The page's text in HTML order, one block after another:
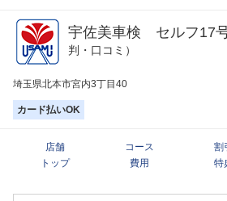
宇佐美車検 セルフ17
判・口コミ）
埼玉県北本市宮内3丁目40
カード払いOK
店舗
トップ
コース
費用
割
特